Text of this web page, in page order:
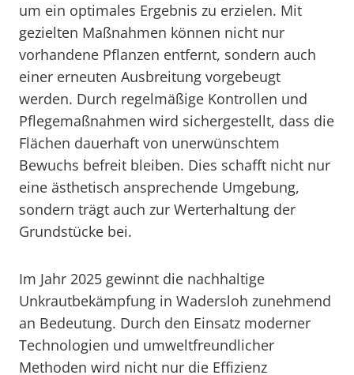
um ein optimales Ergebnis zu erzielen. Mit
gezielten Maßnahmen können nicht nur
vorhandene Pflanzen entfernt, sondern auch
einer erneuten Ausbreitung vorgebeugt
werden. Durch regelmäßige Kontrollen und
Pflegemaßnahmen wird sichergestellt, dass die
Flächen dauerhaft von unerwünschtem
Bewuchs befreit bleiben. Dies schafft nicht nur
eine ästhetisch ansprechende Umgebung,
sondern trägt auch zur Werterhaltung der
Grundstücke bei.
Im Jahr 2025 gewinnt die nachhaltige
Unkrautbekämpfung in Wadersloh zunehmend
an Bedeutung. Durch den Einsatz moderner
Technologien und umweltfreundlicher
Methoden wird nicht nur die Effizienz